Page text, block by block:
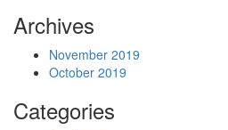
Archives
November 2019
October 2019
Categories